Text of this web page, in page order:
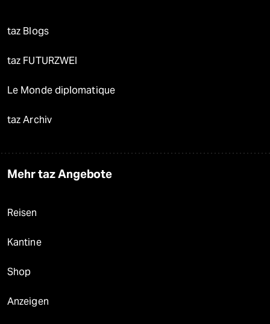
taz Blogs
taz FUTURZWEI
Le Monde diplomatique
taz Archiv
Mehr taz Angebote
Reisen
Kantine
Shop
Anzeigen